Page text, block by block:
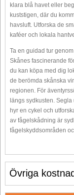
klara blå havet eller
kuststigen, där du
havsluft. Utforska de
kaféer och lokala
Ta en guidad tur
Skånes fascinerande
du kan köpa med dig
de berömda skånska
regionen. För
längs sydkusten.
hyr en cykel och
av fågelskådning är
fågelskyddsområden
Övriga